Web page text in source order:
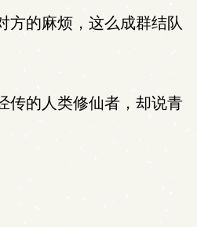
的麻烦，这么成群结队
传的人类修仙者，却说青